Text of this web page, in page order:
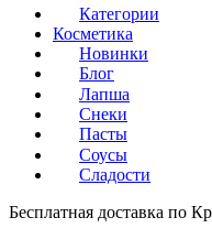
Категории
Косметика
Новинки
Блог
Лапша
Снеки
Пасты
Соусы
Сладости
Бесплатная доставка по